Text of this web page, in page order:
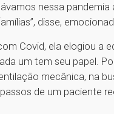
nessa
disse,
Covid, ela elogiou a
um tem seu papel.
mecânica, na
de um paciente